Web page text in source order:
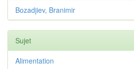
Bozadjiev, Branimir
Sujet
Alimentation